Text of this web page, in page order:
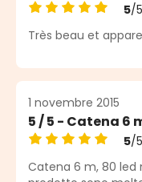
Valutazione
5/5
Très beau et
1 novembre 2015
5 / 5 - Catena 6
Valutazione
5/5
Catena 6 m, 80